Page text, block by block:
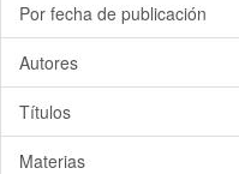
Por fecha de publicación
Autores
Títulos
Materias